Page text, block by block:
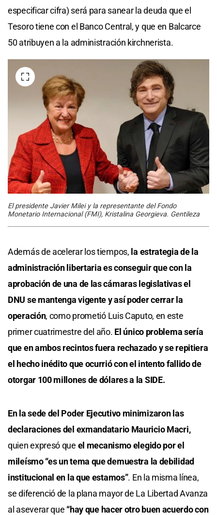
especificar cifra) será para sanear la deuda que el
Tesoro tiene con el Banco Central, y que en Balcarce
50 atribuyen a la administración kirchnerista.
El presidente Javier Milei y la representante del Fondo
Monetario Internacional (FMI), Kristalina Georgieva. Gentileza
Además de acelerar los tiempos, la estrategia de la
administración libertaria es conseguir que con la
aprobación de una de las cámaras legislativas el
DNU se mantenga vigente y así poder cerrar la
operación, como prometió Luis Caputo, en este
primer cuatrimestre del año. El único problema sería
que en ambos recintos fuera rechazado y se repitiera
el hecho inédito que ocurrió con el intento fallido de
otorgar 100 millones de dólares a la SIDE.
En la sede del Poder Ejecutivo minimizaron las
declaraciones del exmandatario Mauricio Macri,
quien expresó que el mecanismo elegido por el
mileísmo “es un tema que demuestra la debilidad
institucional en la que estamos”. En la misma línea,
se diferenció de la plana mayor de La Libertad Avanza
al aseverar que “hay que hacer otro buen acuerdo con